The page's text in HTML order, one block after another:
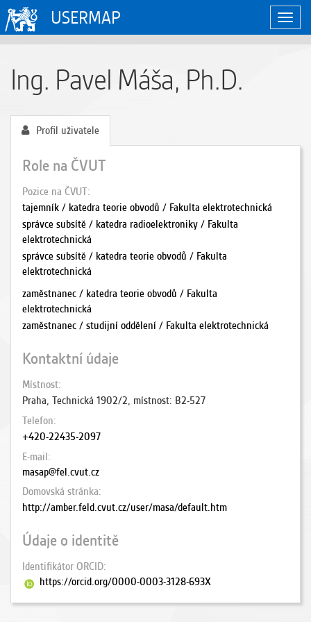
USERMAP
Ing. Pavel Máša, Ph.D.
Profil uživatele
Role na ČVUT
Pozice na ČVUT
tajemník / katedra teorie obvodů / Fakulta elektrotechnická
správce subsítě / katedra radioelektroniky / Fakulta
elektrotechnická
správce subsítě / katedra teorie obvodů / Fakulta
elektrotechnická
zaměstnanec / katedra teorie obvodů / Fakulta
elektrotechnická
zaměstnanec / studijní oddělení / Fakulta elektrotechnická
Kontaktní údaje
Místnost
Praha, Technická 1902/2, místnost: B2-527
Telefon
+420-22435-2097
E-mail
masap@fel.cvut.cz
Domovská stránka
http://amber.feld.cvut.cz/user/masa/default.htm
Údaje o identitě
Identifikátor ORCID
https://orcid.org/0000-0003-3128-693X